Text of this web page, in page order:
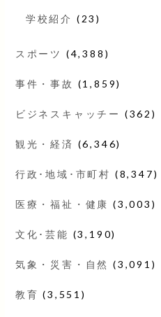
学校紹介 (23)
スポーツ (4,388)
事件・事故 (1,859)
ビジネスキャッチー (362)
観光・経済 (6,346)
行政･地域･市町村 (8,347)
医療・福祉・健康 (3,003)
文化･芸能 (3,190)
気象・災害・自然 (3,091)
教育 (3,551)